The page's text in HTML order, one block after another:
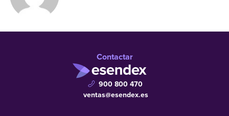
Contactar
900 800 470
ventas@esendex.es